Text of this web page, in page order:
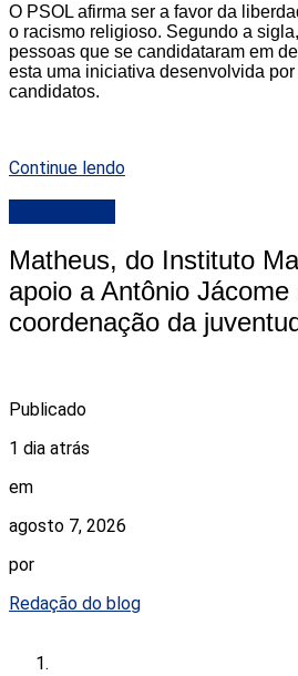
O PSOL afirma ser a favor da
o racismo religioso. Segundo a
pessoas que se candidataram em
esta uma iniciativa desenvolvida
candidatos.
Continue lendo
Matheus, do Instituto
apoio a Antônio
coordenação da
Publicado
1 dia atrás
em
agosto 7, 2026
por
Redação do blog